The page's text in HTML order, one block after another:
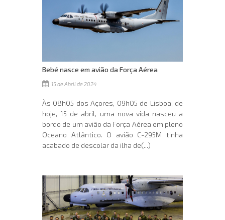
Bebé nasce em avião da Força Aérea
15 de Abril de 2024
Às 08h05 dos Açores, 09h05 de Lisboa, de
hoje, 15 de abril, uma nova vida nasceu a
bordo de um avião da Força Aérea em pleno
Oceano Atlântico. O avião C-295M tinha
acabado de descolar da ilha de(...)